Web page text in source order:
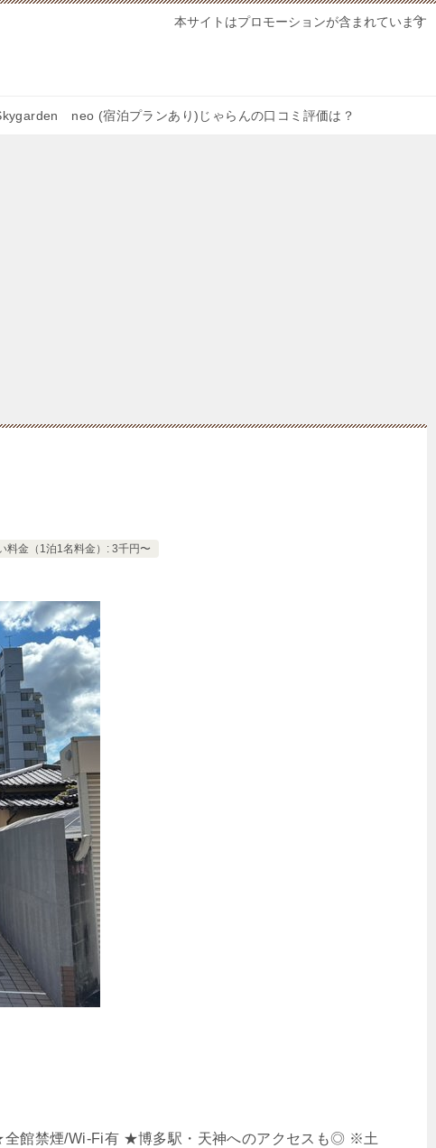
本サイトはプロモーションが含まれています
neo (宿泊プランあり)じゃらんの口コミ評価は？
料金（1泊1名料金）: 3千円〜
館禁煙/Wi-Fi有 ★博多駅・天神へのアクセスも◎ ※土